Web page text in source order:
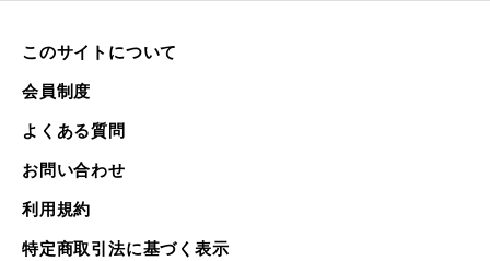
このサイトについて
会員制度
よくある質問
お問い合わせ
利用規約
特定商取引法に基づく表示